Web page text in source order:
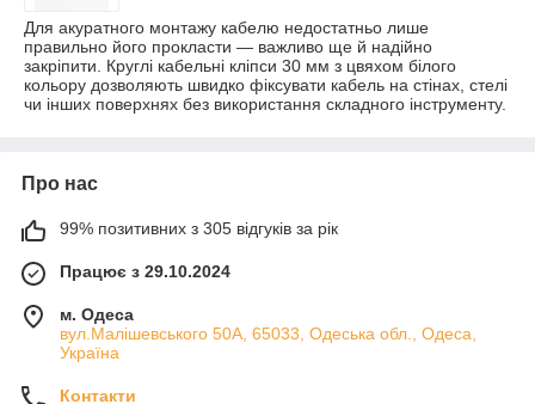
Для акуратного монтажу кабелю недостатньо лише
правильно його прокласти — важливо ще й надійно
закріпити. Круглі кабельні кліпси 30 мм з цвяхом білого
кольору дозволяють швидко фіксувати кабель на стінах, стелі
чи інших поверхнях без використання складного інструменту.
Про нас
99% позитивних з 305 відгуків за рік
Працює з 29.10.2024
м. Одеса
вул.Малішевського 50А, 65033, Одеська обл., Одеса,
Україна
Контакти